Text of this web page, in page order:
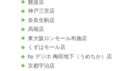
難波店
神戸三宮店
奈良生駒店
高槻店
東大阪ロンモール布施店
くずはモール店
by デジホ 梅田地下（うめちか）店
京都宇治店